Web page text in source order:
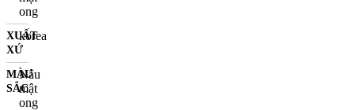
ong
XUẤT
XỨ
korea
MÀU
SẮC
Nâu
mật
ong